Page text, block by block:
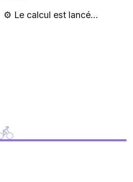
⚙️ Le calcul est lancé...